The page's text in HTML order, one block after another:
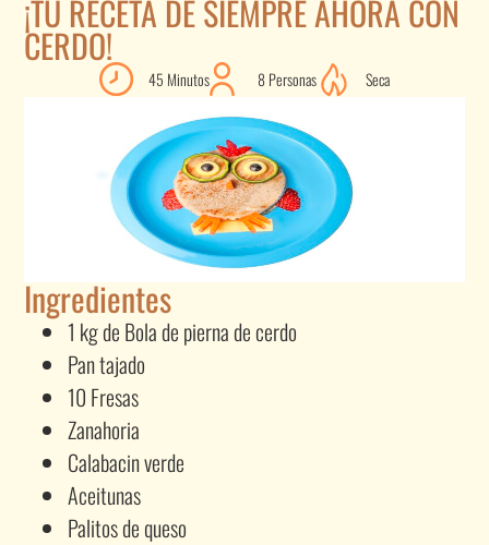
¡TU RECETA DE SIEMPRE AHORA CON
CERDO!
45 Minutos 8 Personas Seca
Ingredientes
1 kg de Bola de pierna de cerdo
Pan tajado
10 Fresas
Zanahoria
Calabacin verde
Aceitunas
Palitos de queso